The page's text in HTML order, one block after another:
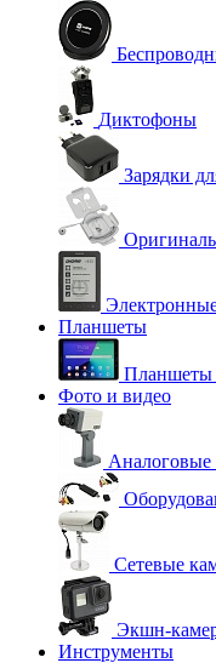
Диктофоны
Зарядки
Планшеты
Планшеты
Фото и видео
Аналоговые
Сетевые
Экшн-
Инструменты